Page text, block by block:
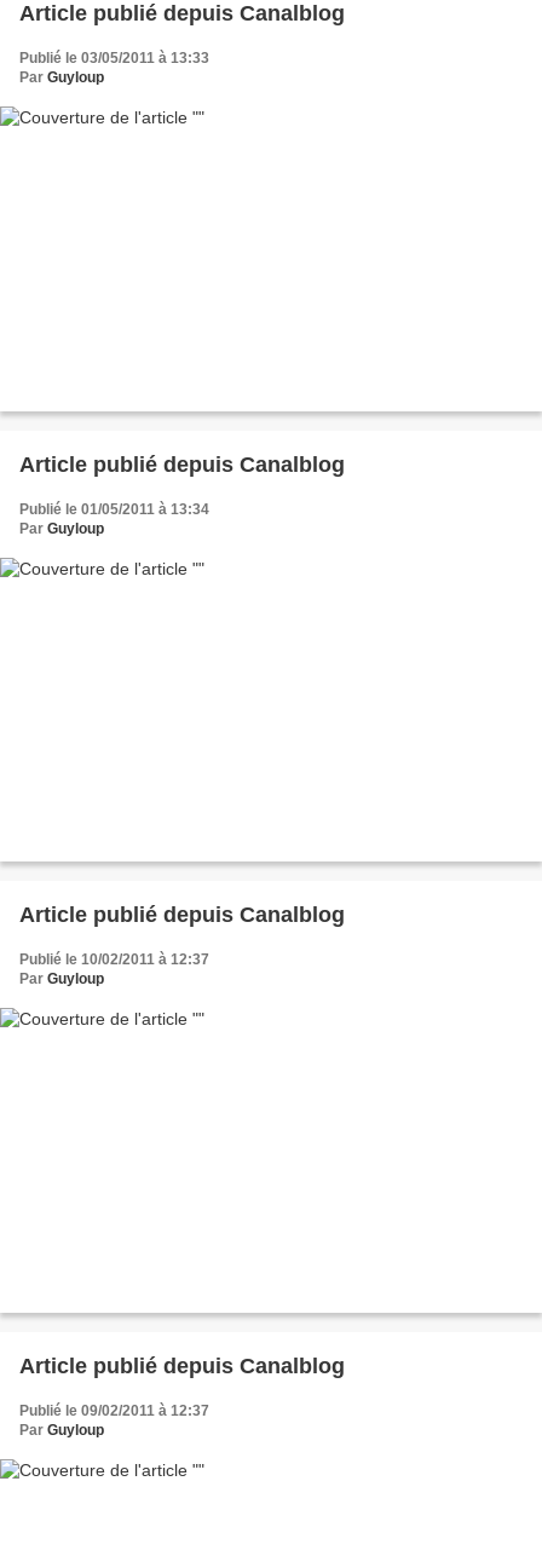
Article publié depuis Canalblog
Publié le 03/05/2011 à 13:33
Par Guyloup
Article publié depuis Canalblog
Publié le 01/05/2011 à 13:34
Par Guyloup
Article publié depuis Canalblog
Publié le 10/02/2011 à 12:37
Par Guyloup
Article publié depuis Canalblog
Publié le 09/02/2011 à 12:37
Par Guyloup